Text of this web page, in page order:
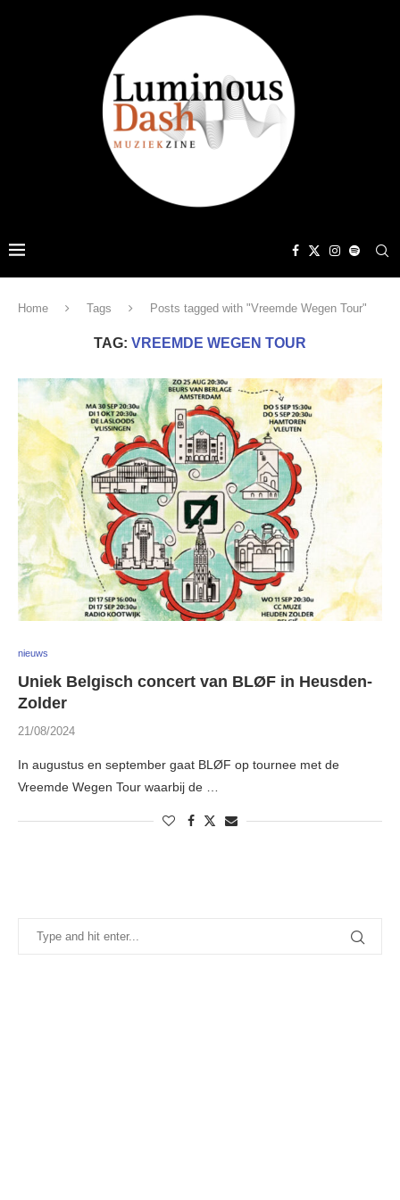
Home Tags Posts tagged with "Vreemde Wegen Tour"
TAG: VREEMDE WEGEN TOUR
nieuws
Uniek Belgisch concert van BLØF in Heusden-
Zolder
21/08/2024
In augustus en september gaat BLØF op tournee met de
Vreemde Wegen Tour waarbij de …